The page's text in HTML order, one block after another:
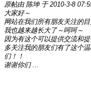
原帖由 陈坤于 2010-3-8
大家好～
网站在我们所有朋友关注的
我也越来越长大了～呵呵～
因为有这个可以提供交流和
多关注我的朋友们有了这个
们！！
谢谢你们 ...